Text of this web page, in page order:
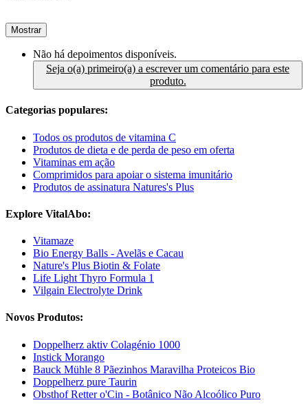
Mostrar
Não há depoimentos disponíveis.
Seja o(a) primeiro(a) a escrever um comentário para este
produto.
Categorias populares:
Todos os produtos de vitamina C
Produtos de dieta e de perda de peso em oferta
Vitaminas em ação
Comprimidos para apoiar o sistema imunitário
Produtos de assinatura Natures's Plus
Explore VitalAbo:
Vitamaze
Bio Energy Balls - Avelãs e Cacau
Nature's Plus Biotin & Folate
Life Light Thyro Formula 1
Vilgain Electrolyte Drink
Novos Produtos:
Doppelherz aktiv Colagénio 1000
Instick Morango
Bauck Mühle 8 Pãezinhos Maravilha Proteicos Bio
Doppelherz pure Taurin
Obsthof Retter o'Cin - Botânico Não Alcoólico Puro